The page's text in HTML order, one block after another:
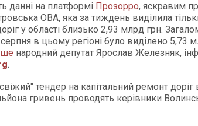
данні на платформі Прозорро, яскравим
ОВА, яка за тиждень виділила
у області близько 2,93 млрд грн.
в цьому регіоні було виділено 5,73
народний депутат Ярослав Железняк,
.
тендер на капітальний ремонт доріг
гривень проводять керівники